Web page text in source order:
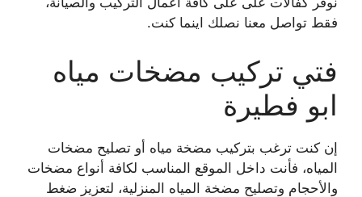
فقط تواصل معنا نصلك اينما كنت.
فتي تركيب مضخات مياه
ابو فطيرة
إن كنت ترغب بتركيب مضخة مياه أو تصليح مضخات
المياه، فأنت داخل الموقع المناسب لكافة أنواع مضخات
والأحجام وتصليح مضخة المياه المنزلية، لتعزيز ضغط